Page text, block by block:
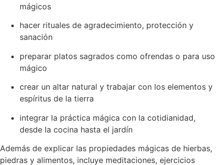
mágicos
hacer rituales de agradecimiento, protección y
sanación
preparar platos sagrados como ofrendas o para uso
mágico
crear un altar natural y trabajar con los elementos y
espíritus de la tierra
integrar la práctica mágica con la cotidianidad,
desde la cocina hasta el jardín
Además de explicar las propiedades mágicas de hierbas,
piedras y alimentos, incluye meditaciones, ejercicios